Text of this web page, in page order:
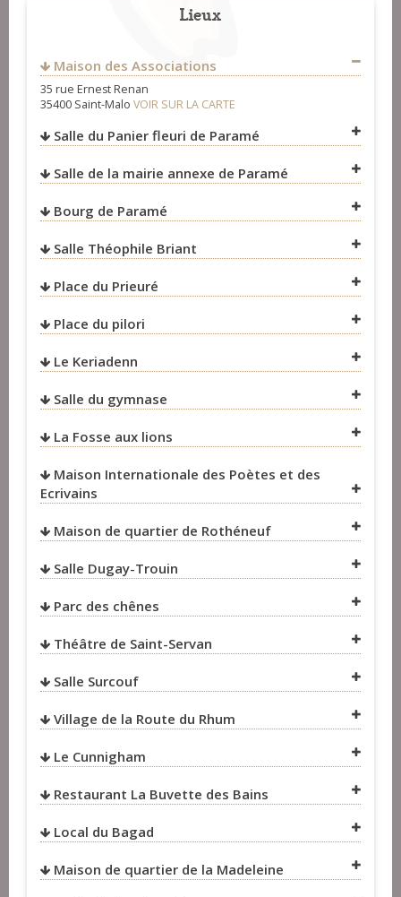
Fest-Noz et Fest-Deiz>Groupes
Concerts> Groupes
FRANCE
0607231902
secretariat@quicengroigne.org
http://www.ville-saint-malo.fr/Lieux
Maison des Associations
35 rue Ernest Renan
35400 Saint-Malo VOIR SUR LA CARTE
Salle du Panier fleuri de Paramé
Salle de la mairie annexe de Paramé
VOIR SUR LA CARTE
Bourg de Paramé
VOIR SUR LA CARTE
Salle Théophile Briant
VOIR SUR LA CARTE
Place du Prieuré
VOIR SUR LA CARTE
Place du pilori
VOIR SUR LA CARTE
Le Keriadenn
VOIR SUR LA CARTE
Salle du gymnase
VOIR SUR LA CARTE
La Fosse aux lions
VOIR SUR LA CARTE
Maison Internationale des Poètes et des
Ecrivains
VOIR SUR LA CARTE
Maison de quartier de Rothéneuf
VOIR SUR LA CARTE
Salle Dugay-Trouin
VOIR SUR LA CARTE
Parc des chênes
VOIR SUR LA CARTE
Théâtre de Saint-Servan
VOIR SUR LA CARTE
Salle Surcouf
VOIR SUR LA CARTE
Village de la Route du Rhum
Le Cunnigham
VOIR SUR LA CARTE
Restaurant La Buvette des Bains
VOIR SUR LA CARTE
Local du Bagad
VOIR SUR LA CARTE
Maison de quartier de la Madeleine